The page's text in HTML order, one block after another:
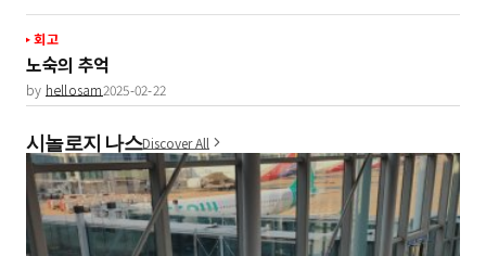
회고
노숙의 추억
by hellosam2025-02-22
시놀로지 나스Discover All